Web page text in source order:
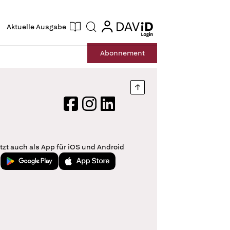
Aktuelle Ausgabe Suche login
login
Abonnement
Nach oben springen
FacebookInstagram
LinkedIn
auch als App für iOS und Android
Jetzt bei Google PlayLaden im App Store